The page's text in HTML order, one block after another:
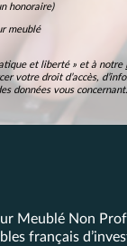
honoraire)
meublé
et liberté » et à notre
votre droit d’accès,
données vous
Meublé Non
français